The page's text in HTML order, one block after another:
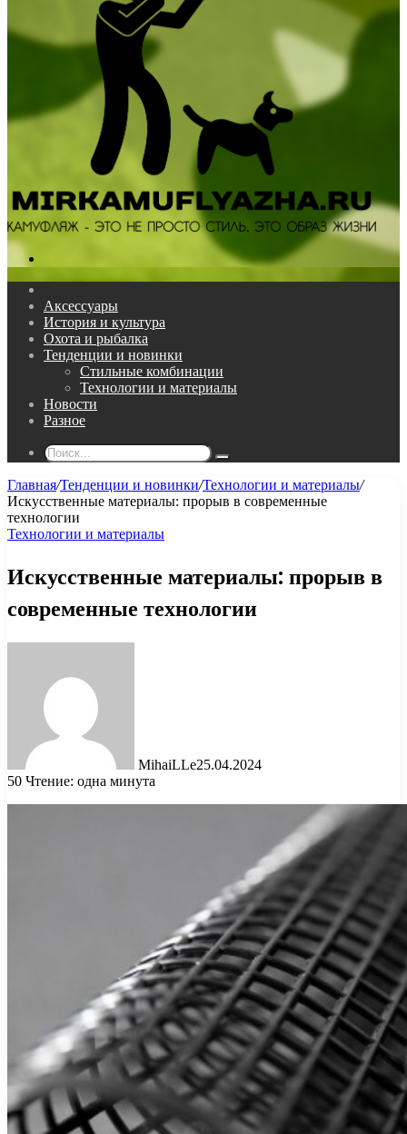
Аксессуары
История и культура
Охота и рыбалка
Тенденции и новинки
Стильные комбинации
Технологии и материалы
Новости
Разное
Поиск...
Главная/Тенденции и новинки/Технологии и материалы/
Искусственные материалы: прорыв в современные
технологии
Технологии и материалы
Искусственные материалы: прорыв в
современные технологии
MihaiLLe25.04.2024
50 Чтение: одна минута